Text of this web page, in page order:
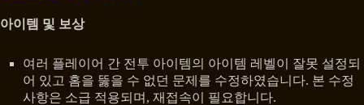
아이템 및 보상
여러 플레이어 간 전투 아이템의 아이템 레벨이 잘못 설정되
어 있고 홈을 뚫을 수 없던 문제를 수정하였습니다. 본 수정
사항은 소급 적용되며, 재접속이 필요합니다.